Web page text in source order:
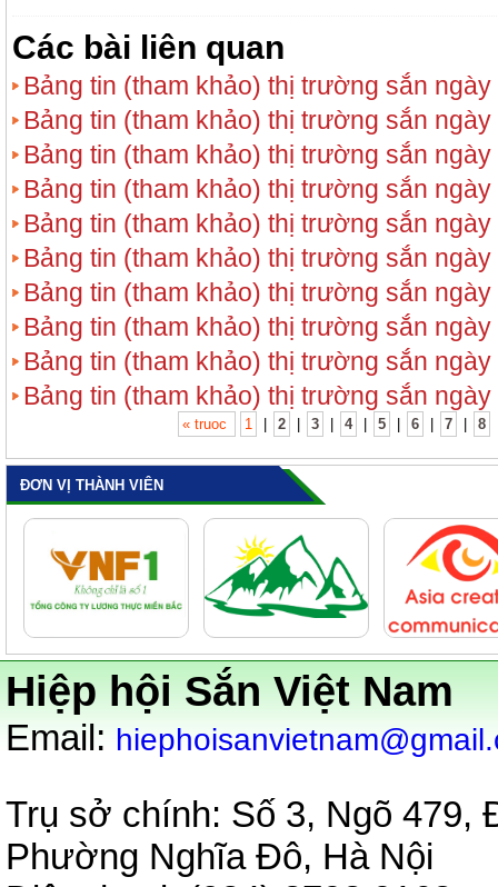
Các bài liên quan
Bảng tin (tham khảo) thị trường sắn
Bảng tin (tham khảo) thị trường sắn
Bảng tin (tham khảo) thị trường sắn
Bảng tin (tham khảo) thị trường sắn
Bảng tin (tham khảo) thị trường sắn
Bảng tin (tham khảo) thị trường sắn
Bảng tin (tham khảo) thị trường sắn
Bảng tin (tham khảo) thị trường sắn
Bảng tin (tham khảo) thị trường sắn
Bảng tin (tham khảo) thị trường sắn
« truoc 1 2 3 4 5 6 7 8
ĐƠN VỊ THÀNH VIÊN
Hiệp hội Sắn Việt Nam
Email:
Trụ sở chính: Số 3, Ngõ 479,
Phường Nghĩa Đô, Hà Nội